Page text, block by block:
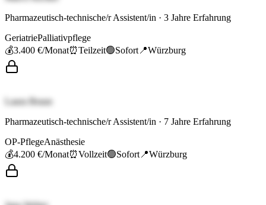
Pharmazeutisch-technische/r Assistent/in · 3 Jahre Erfahrung
GeriatriePalliativpflege
💰3.400 €/Monat⏰Teilzeit🟢Sofort 📍Würzburg
Laura Braun
Pharmazeutisch-technische/r Assistent/in · 7 Jahre Erfahrung
OP-PflegeAnästhesie
💰4.200 €/Monat⏰Vollzeit🟢Sofort 📍Würzburg